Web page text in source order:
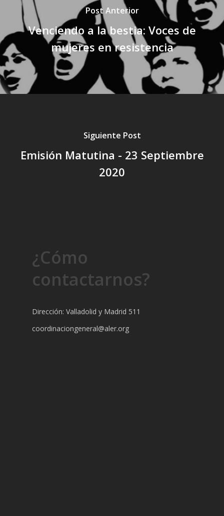
Post Anterior
Venciendo a la bestia: Voces de
mujeres en resistencia
Siguiente Post
Emisión Matutina - 23 Septiembre
2020
¿Cómo
contactarnos?
Dirección: Valladolid y Madrid 511
coordinaciongeneral@aler.org